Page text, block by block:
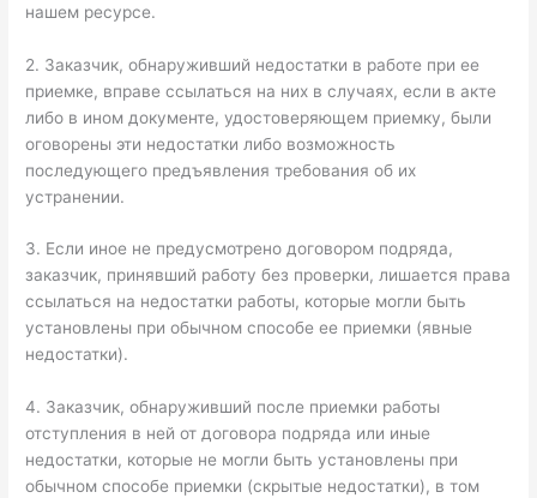
нашем ресурсе.
2. Заказчик, обнаруживший недостатки в работе при ее
приемке, вправе ссылаться на них в случаях, если в акте
либо в ином документе, удостоверяющем приемку, были
оговорены эти недостатки либо возможность
последующего предъявления требования об их
устранении.
3. Если иное не предусмотрено договором подряда,
заказчик, принявший работу без проверки, лишается права
ссылаться на недостатки работы, которые могли быть
установлены при обычном способе ее приемки (явные
недостатки).
4. Заказчик, обнаруживший после приемки работы
отступления в ней от договора подряда или иные
недостатки, которые не могли быть установлены при
обычном способе приемки (скрытые недостатки), в том